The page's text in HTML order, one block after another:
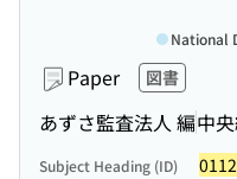
Paper 図書
あずさ監査法人 編中
National
Subject Heading (ID)